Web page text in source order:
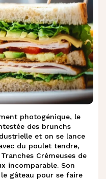
photogénique, le
des brunchs
et on se lance
du poulet tendre,
Crémeuses de
incomparable. Son
gâteau pour se faire